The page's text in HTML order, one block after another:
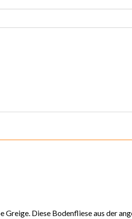
Diese Bodenfliese aus der